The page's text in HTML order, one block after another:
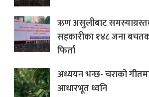
ऋण असुलीबाट
सहकारीका १४८ जना
फिर्ता
अध्ययन भन्छ- चराको
आधारभूत ध्वनि